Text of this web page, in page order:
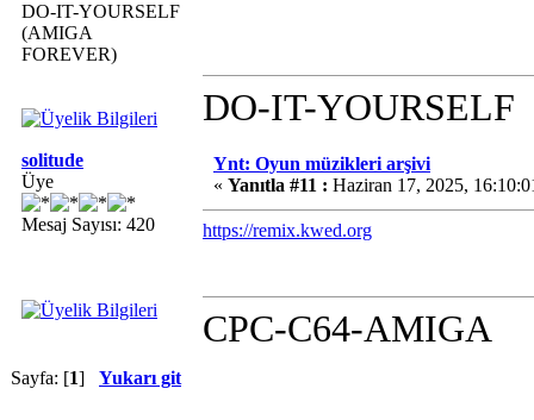
DO-IT-YOURSELF
(AMIGA
FOREVER)
DO-IT-YOURSELF
solitude
Üye
Mesaj Sayısı: 420
Ynt: Oyun müzikleri arşivi
« Yanıtla #11 : Haziran 17, 2025,
https://remix.kwed.org
CPC-C64-AMIGA
Sayfa: [1] Yukarı git